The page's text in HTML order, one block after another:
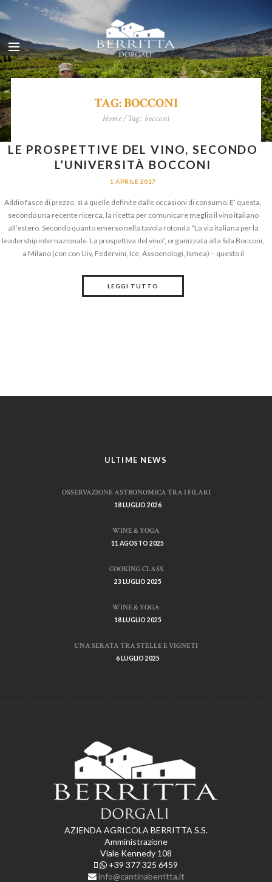
TAG: BOCCONI
Home Tag: bocconi
LE PROSPETTIVE DEL VINO, SECONDO
L’UNIVERSITÀ BOCCONI
1 APRILE 2017
Addio fasce di prezzo, sì a quelle definite dalle occasioni di consumo. E’ questa,
secondo una recente ricerca, la ricetta per comunicare meglio il vino italiano
all’estero. Secondo quanto emerso nella tavola rotonda “La via italiana per la
leadership internazionale. La prospettiva del vino”, organizzata alla Sda Bocconi,
a Milano (con con Uiv, Federvini, Ice, Assoenologi, Ismea) – questo il
LEGGI TUTTO
ULTIME NEWS
OSSERVAZIONE ASTRONOMICA TRA I FILARI
18 LUGLIO 2026
WINE & YOGA
11 AGOSTO 2025
COOKING CLASS
23 LUGLIO 2025
WINE & YOGA
18 LUGLIO 2025
UNA SERATA TRA STELLE E VIGNETI
6 LUGLIO 2025
AZIENDA AGRICOLA BERRITTA S.S.
Amministrazione
Viale Kennedy 108
+39 377 325 6459
info@cantinaberritta.it